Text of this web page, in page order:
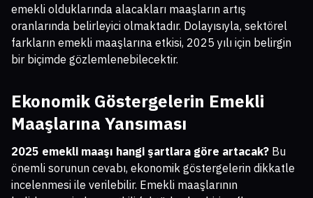
emekli olduklarında alacakları maaşların artış
oranlarında belirleyici olmaktadır. Dolayısıyla, sektörel
farkların emekli maaşlarına etkisi, 2025 yılı için belirgin
bir biçimde gözlemlenebilecektir.
Ekonomik Göstergelerin Emekli
Maaşlarına Yansıması
2025 emekli maaşı hangi şartlara göre artacak? Bu
önemli sorunun cevabı, ekonomik göstergelerin dikkatle
incelenmesi ile verilebilir. Emekli maaşlarının